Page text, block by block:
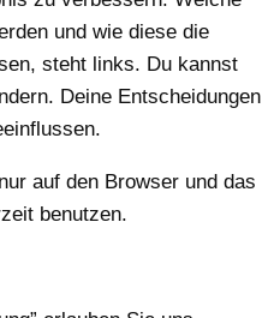
und wie diese die
steht links. Du kannst
Deine Entscheidungen
auf den Browser und das
benutzen.